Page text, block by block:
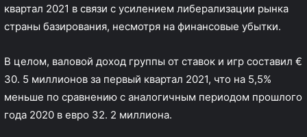
квартал 2021 в связи с усилением либерализации рынка
страны базирования, несмотря на финансовые убытки.
В целом, валовой доход группы от ставок и игр составил €
30. 5 миллионов за первый квартал 2021, что на 5,5%
меньше по сравнению с аналогичным периодом прошлого
года 2020 в евро 32. 2 миллиона.